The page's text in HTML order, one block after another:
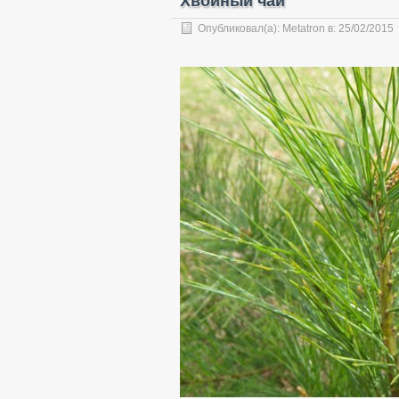
Опубликовал(а): Metatron в: 25/02/2015